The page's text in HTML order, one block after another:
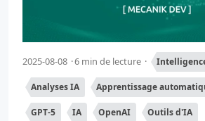
2025-08-08 6 min de lecture
Analyses IA Apprentissage
GPT-5 IA OpenAI Outils d'IA